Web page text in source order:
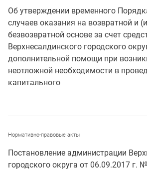
Об утверждении временного
случаев оказания на возвратной и
безвозвратной основе за счет
Верхнесалдинского городского
дополнительной помощи при
неотложной необходимости в
капитального
Нормативно-правовые акты
Постановление администрации
городского округа от 06.09.2017 г.